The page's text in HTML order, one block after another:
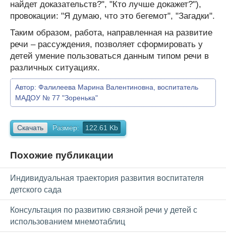
найдет доказательств?", "Кто лучше докажет?"),
провокации: "Я думаю, что это бегемот", "Загадки".
Таким образом, работа, направленная на развитие
речи – рассуждения, позволяет сформировать у
детей умение пользоваться данным типом речи в
различных ситуациях.
Автор: Фалилеева Марина Валентиновна, воспитатель
МАДОУ № 77 "Зоренька"
Скачать Размер: 122.61 Kb
Похожие публикации
Индивидуальная траектория развития воспитателя
детского сада
Консультация по развитию связной речи у детей с
использованием мнемотаблиц